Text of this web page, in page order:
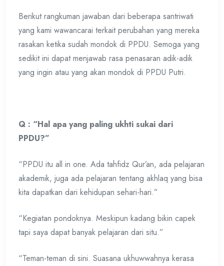
Berikut rangkuman jawaban dari beberapa santriwati
yang kami wawancarai terkait perubahan yang mereka
rasakan ketika sudah mondok di PPDU. Semoga yang
sedikit ini dapat menjawab rasa penasaran adik-adik
yang ingin atau yang akan mondok di PPDU Putri.
Q : “Hal apa yang paling ukhti sukai dari
PPDU?”
“PPDU itu all in one. Ada tahfidz Qur’an, ada pelajaran
akademik, juga ada pelajaran tentang akhlaq yang bisa
kita dapatkan dari kehidupan sehari-hari.”
“Kegiatan pondoknya. Meskipun kadang bikin capek
tapi saya dapat banyak pelajaran dari situ.”
“Teman-teman di sini. Suasana ukhuwwahnya kerasa